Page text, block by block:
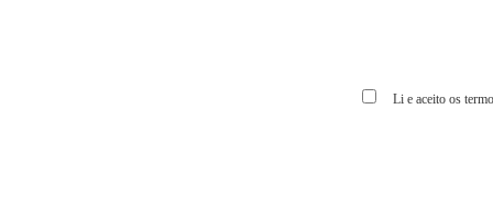
Li e aceito os